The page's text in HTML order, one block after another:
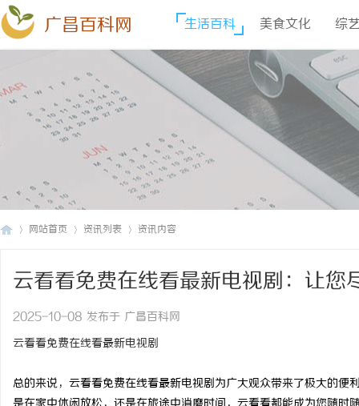
广昌百科网 生活百科 美食文化 综
网站首页 资讯列表 资讯内容
云看看免费在线看最新电视剧：让您
2025-10-08 发布于 广昌百科网
云看看免费在线看最新电视剧
总的来说，云看看免费在线看最新电视剧为广大观众带来了极大的